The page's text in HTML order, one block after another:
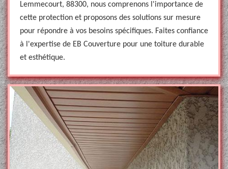
Lemmecourt, 88300, nous comprenons l'importance de
cette protection et proposons des solutions sur mesure
pour répondre à vos besoins spécifiques. Faites confiance
à l'expertise de EB Couverture pour une toiture durable
et esthétique.